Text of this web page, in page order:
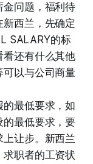
金问题，福利待
西兰，先确定
SALARY的标
看还有什么其他
可以与公司商量
最低要求，如
的最低要求，要
让步。新西兰
职者的工资状